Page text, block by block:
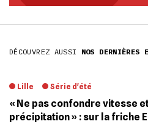
DÉCOUVREZ AUSSI NOS DERNIÈRES
Lille Série d'été
« Ne pas confondre vitesse
précipitation » : sur la friche